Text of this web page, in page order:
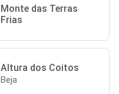
Monte das Terras
Frias
Altura dos Coitos
Beja